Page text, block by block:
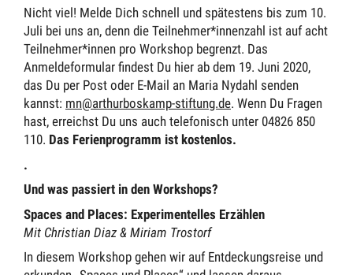
Nicht viel! Melde Dich schnell und spätestens bis zum 10.
Juli bei uns an, denn die Teilnehmer*innenzahl ist auf acht
Teilnehmer*innen pro Workshop begrenzt. Das
Anmeldeformular findest Du hier ab dem 19. Juni 2020,
das Du per Post oder E-Mail an Maria Nydahl senden
kannst: mn@arthurboskamp-stiftung.de. Wenn Du Fragen
hast, erreichst Du uns auch telefonisch unter 04826 850
110. Das Ferienprogramm ist kostenlos.
.
Und was passiert in den Workshops?
Spaces and Places: Experimentelles Erzählen
Mit Christian Diaz & Miriam Trostorf
In diesem Workshop gehen wir auf Entdeckungsreise und